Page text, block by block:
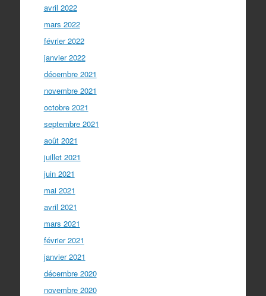
avril 2022
mars 2022
février 2022
janvier 2022
décembre 2021
novembre 2021
octobre 2021
septembre 2021
août 2021
juillet 2021
juin 2021
mai 2021
avril 2021
mars 2021
février 2021
janvier 2021
décembre 2020
novembre 2020